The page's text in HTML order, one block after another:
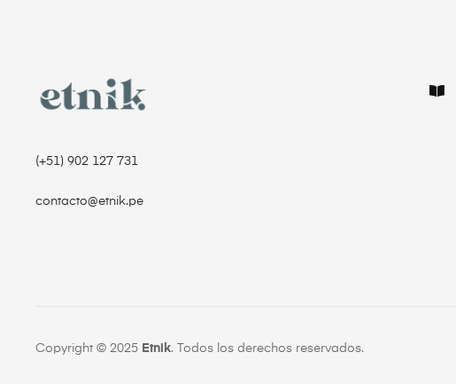
(+51) 902 127 731‬
contacto@etnik.pe
Copyright © 2025 Etnik. Todos los derechos reservados.